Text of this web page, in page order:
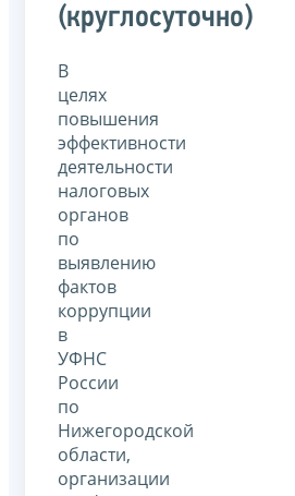
(круглосуточно)
В
целях
повышения
эффективности
деятельности
налоговых
органов
по
выявлению
фактов
коррупции
в
УФНС
России
по
Нижегородской
области,
организации